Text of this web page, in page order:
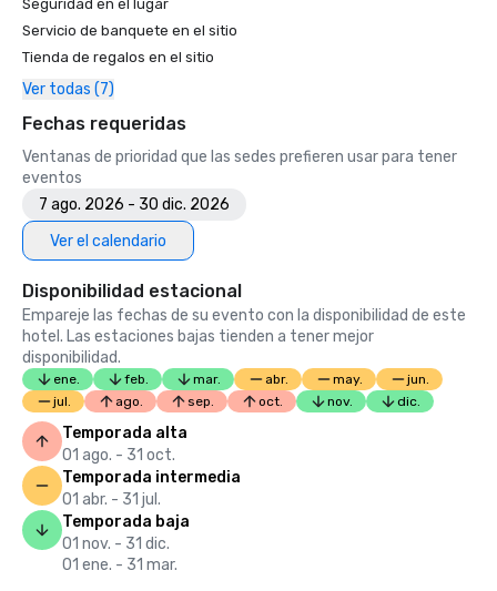
Seguridad en el lugar
Servicio de banquete en el sitio
Tienda de regalos en el sitio
Ver todas (7)
Fechas requeridas
Ventanas de prioridad que las sedes prefieren usar para tener
eventos
7 ago. 2026 - 30 dic. 2026
Ver el calendario
Disponibilidad estacional
Empareje las fechas de su evento con la disponibilidad de este
hotel. Las estaciones bajas tienden a tener mejor
disponibilidad.
ene. feb. mar. abr. may.
jun.
jul.
ago. sep. oct. nov. dic.
Temporada alta
01 ago. - 31 oct.
Temporada intermedia
01 abr. - 31 jul.
Temporada baja
01 nov. - 31 dic.
01 ene. - 31 mar.